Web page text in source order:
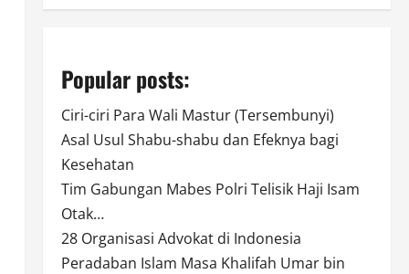
Popular posts:
Ciri-ciri Para Wali Mastur (Tersembunyi)
Asal Usul Shabu-shabu dan Efeknya bagi
Kesehatan
Tim Gabungan Mabes Polri Telisik Haji Isam
Otak…
28 Organisasi Advokat di Indonesia
Peradaban Islam Masa Khalifah Umar bin